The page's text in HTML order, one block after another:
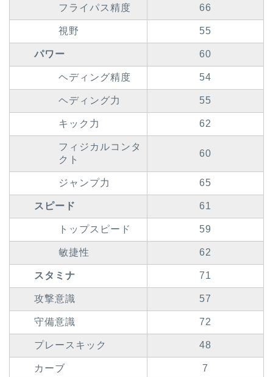
フライパス精度 66
視野 55
パワー 60
ヘディング精度 54
ヘディング力 55
キック力 62
フィジカルコンタ
クト
60
ジャンプ力 65
スピード 61
トップスピード 59
敏捷性 62
スタミナ 71
攻撃意識 57
守備意識 72
プレースキック 48
カーブ 7